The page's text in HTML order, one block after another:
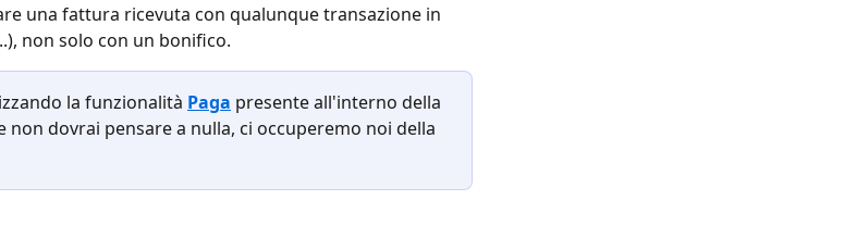
una fattura ricevuta con qualunque transazione in
non solo con un bonifico.
la funzionalità Paga presente all'interno della
non dovrai pensare a nulla, ci occuperemo noi della